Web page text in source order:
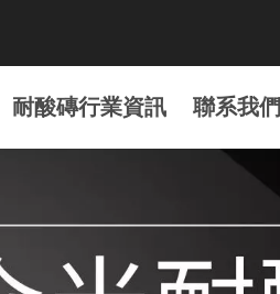
耐酸磚行業資訊 聯系我們